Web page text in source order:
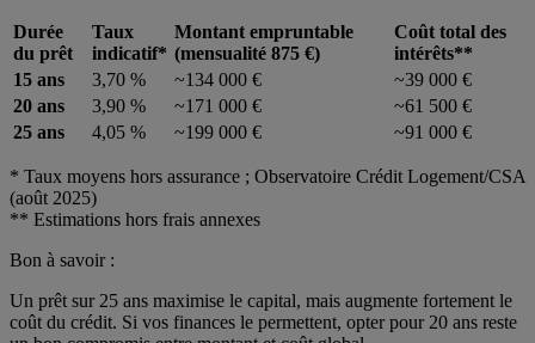
Durée
du prêt
Taux
indicatif*
Montant empruntable
(mensualité 875 €)
Coût total des
intérêts**
15 ans
3,70 % ~134 000 €
~39 000 €
20 ans
3,90 % ~171 000 €
~61 500 €
25 ans
4,05 % ~199 000 € ~91 000 €
* Taux moyens hors assurance ; Observatoire Crédit Logement/CSA
(août 2025)
** Estimations hors frais annexes
Bon à savoir :
Un prêt sur 25 ans maximise le capital, mais augmente fortement le
coût du crédit. Si vos finances le permettent, opter pour 20 ans reste